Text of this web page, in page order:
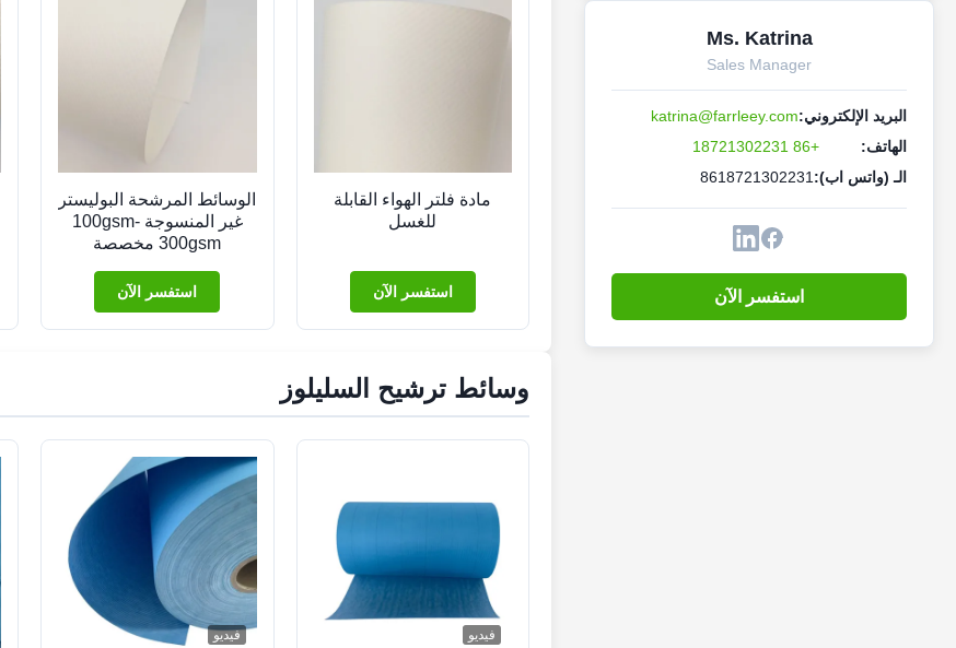
Ms. Katrina
Sales Manager
البريد الإلكتروني:katrina@farrleey.com
الهاتف:
+86 18721302231
الـ (واتس اب): 8618721302231
استفسر الآن
مادة فلتر الهواء القابلة
للغسل
استفسر الآن
الوسائط المرشحة البوليستر
غير المنسوجة 100gsm-
300gsm مخصصة
استفسر الآن
وسائط ترشيح السليلوز
فيديو فيديو